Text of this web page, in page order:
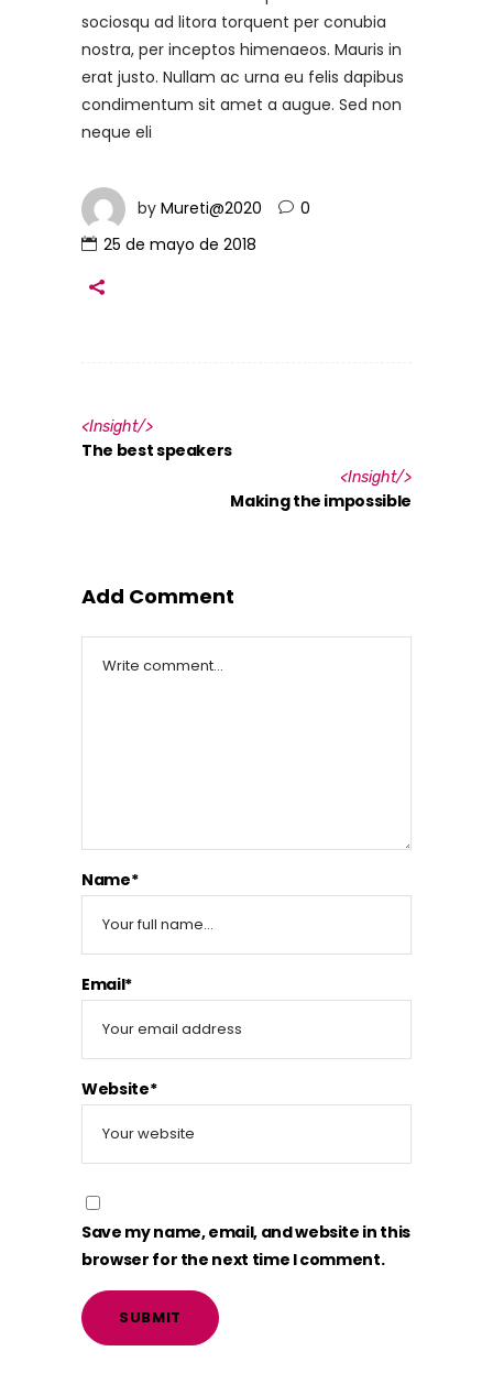
sociosqu ad litora torquent per conubia
nostra, per inceptos himenaeos. Mauris in
erat justo. Nullam ac urna eu felis dapibus
condimentum sit amet a augue. Sed non
neque eli
by Mureti@2020
0
25 de mayo de 2018
<Insight/>
The best speakers
<Insight/>
Making the impossible
Add Comment
Name*
Email*
Website*
Save my name, email, and website in this
browser for the next time I comment.